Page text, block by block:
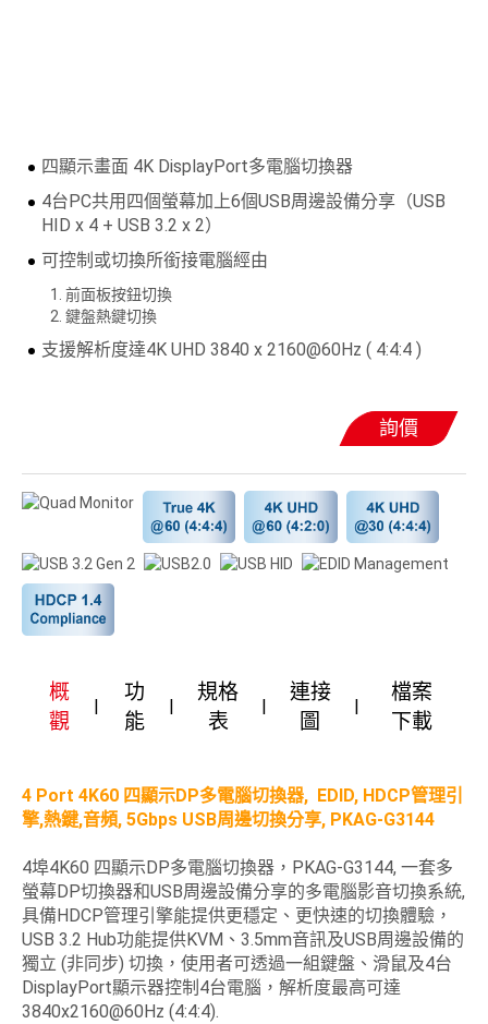
四顯示畫面 4K DisplayPort多電腦切換器
4台PC共用四個螢幕加上6個USB周邊設備分享（USB
HID x 4 + USB 3.2 x 2）
可控制或切換所銜接電腦經由
前面板按鈕切換
鍵盤熱鍵切換
支援解析度達4K UHD 3840 x 2160@60Hz ( 4:4:4 )
詢價
概
觀
功
能
規格
表
連接
圖
檔案
下載
4 Port 4K60 四顯示DP多電腦切換器, EDID, HDCP管理引
擎,熱鍵,音頻, 5Gbps USB周邊切換分享, PKAG-G3144
4埠4K60 四顯示DP多電腦切換器，PKAG-G3144, 一套多
螢幕DP切換器和USB周邊設備分享的多電腦影音切換系統,
具備HDCP管理引擎能提供更穩定、更快速的切換體驗，
USB 3.2 Hub功能提供KVM、3.5mm音訊及USB周邊設備的
獨立 (非同步) 切換，使用者可透過一組鍵盤、滑鼠及4台
DisplayPort顯示器控制4台電腦，解析度最高可達
3840x2160@60Hz (4:4:4).